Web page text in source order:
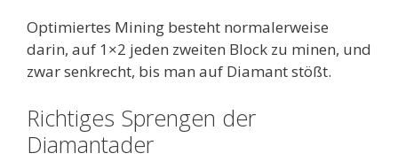
Optimiertes Mining besteht normalerweise
darin, auf 1×2 jeden zweiten Block zu minen, und
zwar senkrecht, bis man auf Diamant stößt.
Richtiges Sprengen der
Diamantader